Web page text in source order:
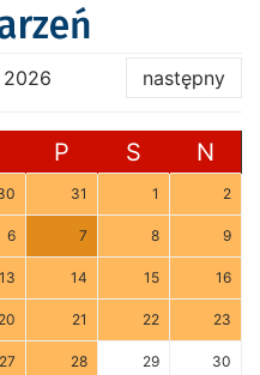
2026 następny
P S N
31 1 2
6 7 8 9
13 14 15 16
20 21 22 23
27 28 29 30